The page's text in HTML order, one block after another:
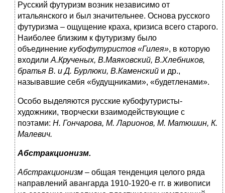
Русский футуризм возник независимо от
итальянского и был значительнее. Основа русского
футуризма – ощущение краха, кризиса всего старого.
Наиболее близким к футуризму было
объединение кубофутуристов «Гилея», в которую
входили А.Крученых, В.Маяковский, В.Хлебников,
братья В. и Д. Бурлюки, В.Каменский и др.,
называвшие себя «будущниками», «будетленами».
Особо выделяются русские кубофутуристы-
художники, творчески взаимодействующие с
поэтами: Н. Гончарова, М. Ларионов, М. Матюшин, К.
Малевич.
Абстракционизм.
Абстракционизм – общая тенденция целого ряда
направлений авангарда 1910-1920-е гг. в живописи